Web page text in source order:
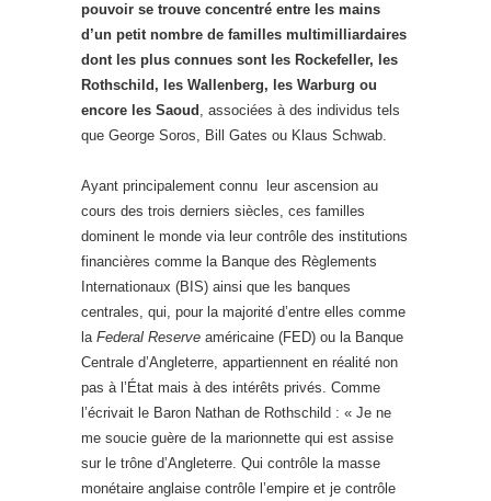
pouvoir se trouve concentré entre les mains
d’un petit nombre de familles multimilliardaires
dont les plus connues sont les Rockefeller, les
Rothschild, les Wallenberg, les Warburg ou
encore les Saoud , associées à des individus tels
que George Soros, Bill Gates ou Klaus Schwab.
Ayant principalement connu leur ascension au
cours des trois derniers siècles, ces familles
dominent le monde via leur contrôle des institutions
financières comme la Banque des Règlements
Internationaux (BIS) ainsi que les banques
centrales, qui, pour la majorité d’entre elles comme
la Federal Reserve américaine (FED) ou la Banque
Centrale d’Angleterre, appartiennent en réalité non
pas à l’État mais à des intérêts privés. Comme
l’écrivait le Baron Nathan de Rothschild : « Je ne
me soucie guère de la marionnette qui est assise
sur le trône d’Angleterre. Qui contrôle la masse
monétaire anglaise contrôle l’empire et je contrôle